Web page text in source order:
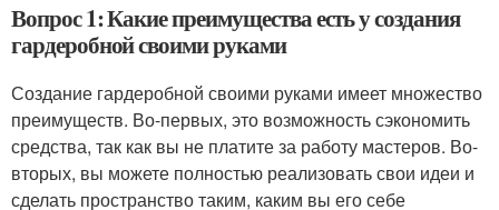
Вопрос 1: Какие преимущества есть у создания
гардеробной своими руками
Создание гардеробной своими руками имеет множество
преимуществ. Во-первых, это возможность сэкономить
средства, так как вы не платите за работу мастеров. Во-
вторых, вы можете полностью реализовать свои идеи и
сделать пространство таким, каким вы его себе